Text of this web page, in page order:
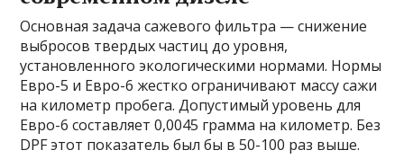
Основная задача сажевого фильтра — снижение
выбросов твердых частиц до уровня,
установленного экологическими нормами. Нормы
Евро-5 и Евро-6 жестко ограничивают массу сажи
на километр пробега. Допустимый уровень для
Евро-6 составляет 0,0045 грамма на километр. Без
DPF этот показатель был бы в 50-100 раз выше.